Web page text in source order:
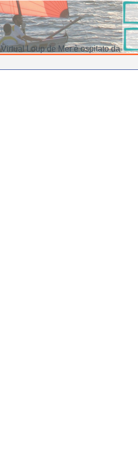
Virtual Loup de Mer è ospitato da